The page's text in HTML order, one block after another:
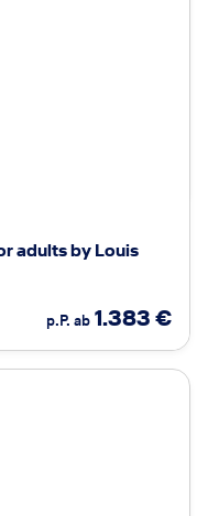
adults by Louis
p.P. ab 1.383€